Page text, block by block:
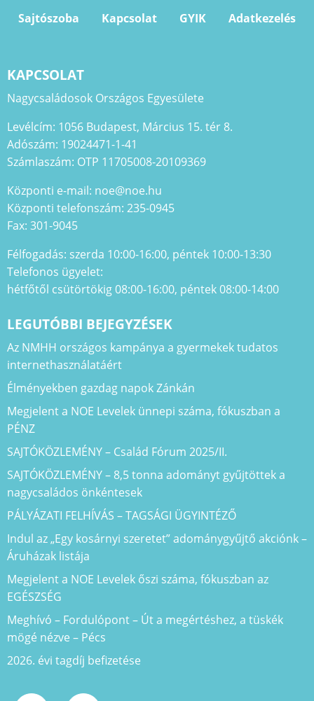
Sajtószoba
Kapcsolat GYIK Adatkezelés
KAPCSOLAT
Nagycsaládosok Országos Egyesülete
Levélcím: 1056 Budapest, Március 15. tér 8.
Adószám: 19024471-1-41
Számlaszám: OTP 11705008-20109369
Központi e-mail: noe@noe.hu
Központi telefonszám: 235-0945
Fax: 301-9045
Félfogadás: szerda 10:00-16:00, péntek 10:00-13:30
Telefonos ügyelet:
hétfőtől csütörtökig 08:00-16:00, péntek 08:00-14:00
LEGUTÓBBI BEJEGYZÉSEK
Az NMHH országos kampánya a gyermekek tudatos
internethasználatáért
Élményekben gazdag napok Zánkán
Megjelent a NOE Levelek ünnepi száma, fókuszban a
PÉNZ
SAJTÓKÖZLEMÉNY – Család Fórum 2025/II.
SAJTÓKÖZLEMÉNY – 8,5 tonna adományt gyűjtöttek a
nagycsaládos önkéntesek
PÁLYÁZATI FELHÍVÁS – TAGSÁGI ÜGYINTÉZŐ
Indul az „Egy kosárnyi szeretet” adománygyűjtő akciónk –
Áruházak listája
Megjelent a NOE Levelek őszi száma, fókuszban az
EGÉSZSÉG
Meghívó – Fordulópont – Út a megértéshez, a tüskék
mögé nézve – Pécs
2026. évi tagdíj befizetése